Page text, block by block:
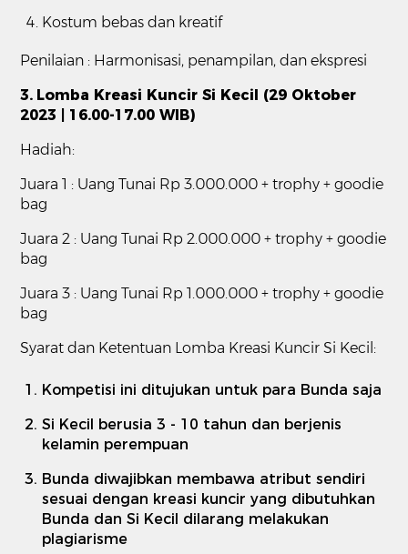
Kostum bebas dan kreatif
Penilaian : Harmonisasi, penampilan, dan ekspresi
3. Lomba Kreasi Kuncir Si Kecil (29 Oktober
2023 | 16.00-17.00 WIB)
Hadiah:
Juara 1 : Uang Tunai Rp 3.000.000 + trophy + goodie
bag
Juara 2 : Uang Tunai Rp 2.000.000 + trophy + goodie
bag
Juara 3 : Uang Tunai Rp 1.000.000 + trophy + goodie
bag
Syarat dan Ketentuan Lomba Kreasi Kuncir Si Kecil:
Kompetisi ini ditujukan untuk para Bunda saja
Si Kecil berusia 3 - 10 tahun dan berjenis
kelamin perempuan
Bunda diwajibkan membawa atribut sendiri
sesuai dengan kreasi kuncir yang dibutuhkan
Bunda dan Si Kecil dilarang melakukan
plagiarisme